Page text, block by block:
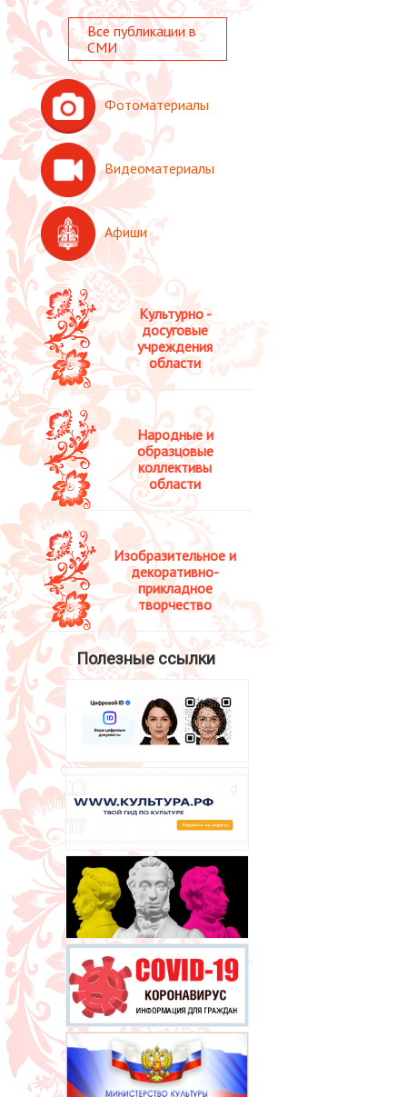
Культурно -
досуговые
учреждения
области
Народные и
образцовые
коллективы
области
Изобразительное и
декоративно-
прикладное
творчество
Полезные ссылки
Все публикации в
СМИ
Фотоматериалы
Видеоматериалы
Афиши